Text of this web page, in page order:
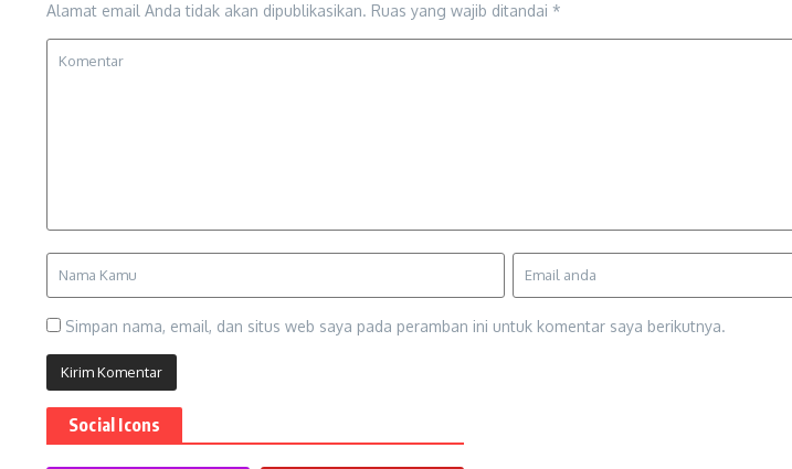
Alamat email Anda tidak akan dipublikasikan. Ruas yang wajib ditandai *
Simpan nama, email, dan situs web saya pada peramban ini untuk komentar saya berikutnya.
Social Icons